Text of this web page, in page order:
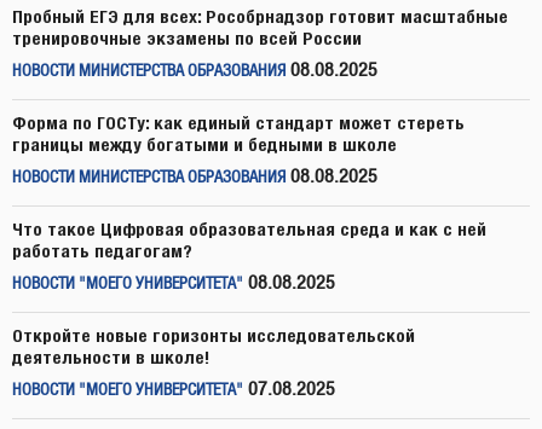
Пробный ЕГЭ для всех: Рособрнадзор готовит масштабные
тренировочные экзамены по всей России
НОВОСТИ МИНИСТЕРСТВА ОБРАЗОВАНИЯ 08.08.2025
Форма по ГОСТу: как единый стандарт может стереть
границы между богатыми и бедными в школе
НОВОСТИ МИНИСТЕРСТВА ОБРАЗОВАНИЯ 08.08.2025
Что такое Цифровая образовательная среда и как с ней
работать педагогам?
НОВОСТИ "МОЕГО УНИВЕРСИТЕТА" 08.08.2025
Откройте новые горизонты исследовательской
деятельности в школе!
НОВОСТИ "МОЕГО УНИВЕРСИТЕТА" 07.08.2025